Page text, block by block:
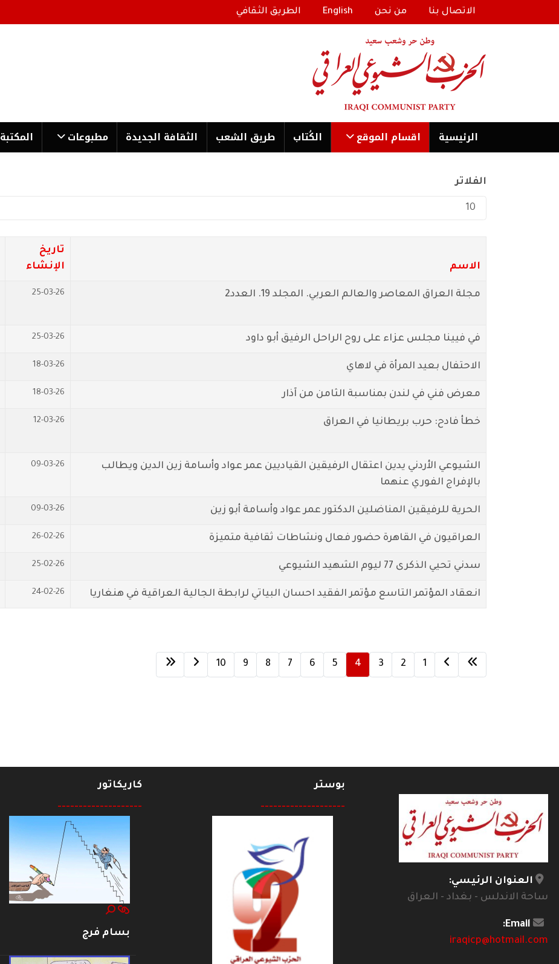
الاتصال بنا من نحن English الطريق الثقافي
الرئیسية اقسام الموقع الكُتاب طریق الشعب الثقافة الجدیدة مطبوعات المكتبة
الفلاتر
عدد الإظهارات:
الاسم
تاريخ
الإنشاء
مجلة العراق المعاصر والعالم العربي. المجلد 19. العدد2 25-03-26
في فيينا مجلس عزاء على روح الراحل الرفيق أبو داود 25-03-26
الاحتفال بعيد المرأة في لاهاي 18-03-26
معرض فني في لندن بمناسبة الثامن من آذار 18-03-26
خطأ فادح: حرب بريطانيا في العراق 12-03-26
الشيوعي الأردني يدين اعتقال الرفيقين القياديين عمر عواد وأسامة زين الدين ويطالب
بالإفراج الفوري عنهما
09-03-26
الحرية للرفيقين المناضلين الدكتور عمر عواد وأسامة أبو زين 09-03-26
العراقيون في القاهرة حضور فعال ونشاطات ثقافية متميزة 26-02-26
سدني تحيي الذكرى 77 ليوم الشهيد الشيوعي 25-02-26
انعقاد المؤتمر التاسع مؤتمر الفقيد احسان البياتي لرابطة الجالية العراقية في هنغاريا 24-02-26
1
2
3
4
5
6
7
8
9
10
العنوان الرئيسي:
ساحة الاندلس - بغداد - العراق
Email:
iraqicp@hotmail.com
بوستر
--------------------
كاريكاتور
--------------------
بسام فرج